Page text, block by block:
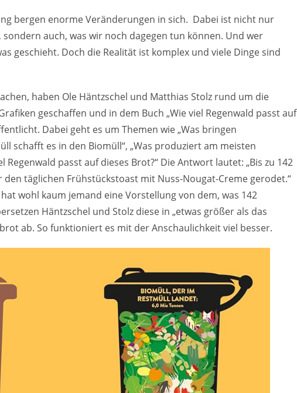
bergen enorme Veränderungen in sich. Dabei ist nicht nur
auch, was wir noch dagegen tun können. Und wer
geschieht. Doch die Realität ist komplex und viele Dinge sind
haben Ole Häntzschel und Matthias Stolz rund um die
geschaffen und in dem Buch „Wie viel Regenwald passt auf
Dabei geht es um Themen wie „Was bringen
schafft es in den Biomüll“, „Was produziert am meisten
Regenwald passt auf dieses Brot?“ Die Antwort lautet: „Bis zu 142
täglichen Frühstückstoast mit Nuss-Nougat-Creme gerodet.“
wohl kaum jemand eine Vorstellung von dem, was 142
Häntzschel und Stolz diese in „etwas größer als das
ab. So funktioniert es mit der Anschaulichkeit viel besser.